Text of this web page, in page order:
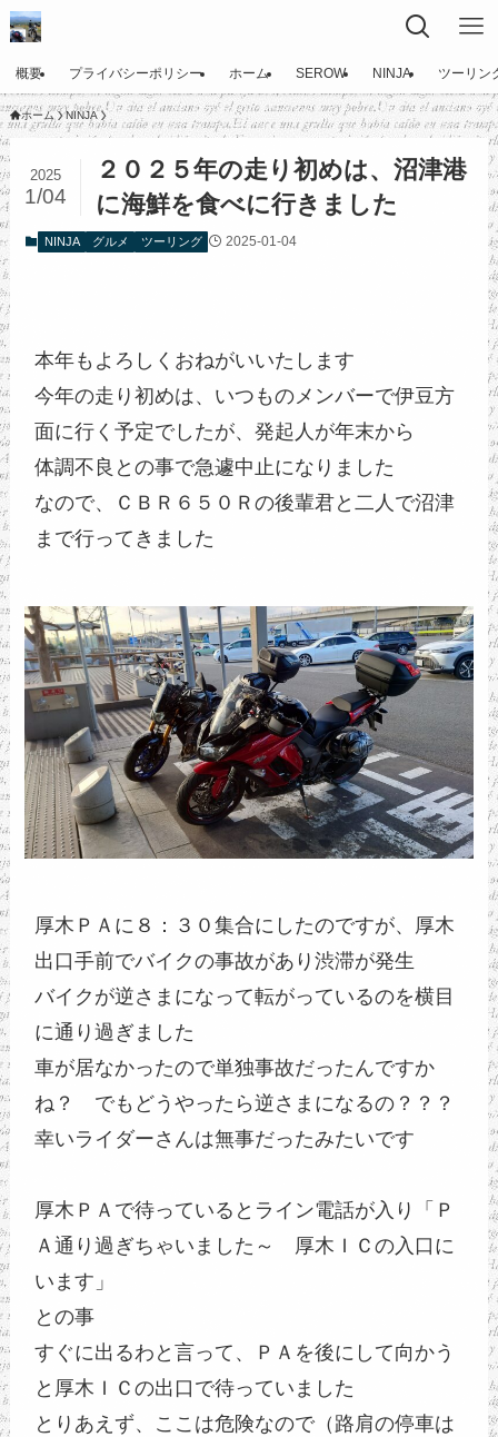
概要 プライバシーポリシー ホーム SEROW NINJA ツーリン
ホーム NINJA
２０２５年の走り初めは、沼津港
に海鮮を食べに行きました
2025
1/04
NINJA グルメ ツーリング 2025-01-04
本年もよろしくおねがいいたします
今年の走り初めは、いつものメンバーで伊豆方
面に行く予定でしたが、発起人が年末から
体調不良との事で急遽中止になりました
なので、ＣＢＲ６５０Ｒの後輩君と二人で沼津
まで行ってきました
厚木ＰＡに８：３０集合にしたのですが、厚木
出口手前でバイクの事故があり渋滞が発生
バイクが逆さまになって転がっているのを横目
に通り過ぎました
車が居なかったので単独事故だったんですか
ね？　でもどうやったら逆さまになるの？？？
幸いライダーさんは無事だったみたいです
厚木ＰＡで待っているとライン電話が入り「Ｐ
Ａ通り過ぎちゃいました～　厚木ＩＣの入口に
います」
との事
すぐに出るわと言って、ＰＡを後にして向かう
と厚木ＩＣの出口で待っていました
とりあえず、ここは危険なので（路肩の停車は